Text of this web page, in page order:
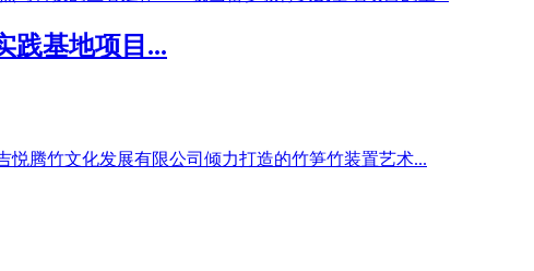
践基地项目...
腾竹文化发展有限公司倾力打造的竹笋竹装置艺术...